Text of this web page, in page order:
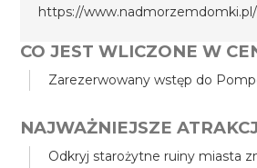
https://www.nadmorzemdomki.pl/
CO JEST WLICZONE W
Zarezerwowany wstęp do
NAJWAŻNIEJSZE
Odkryj starożytne ruiny miasta